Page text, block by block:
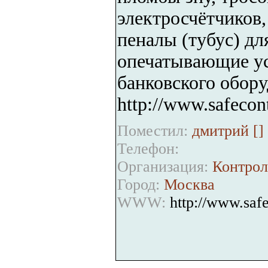
пеналы (тубус)
опечатывающие
банковского
http://
Поместил: дмитрий []
Телефон:
Организация:
Город: Москва
WWW: http://